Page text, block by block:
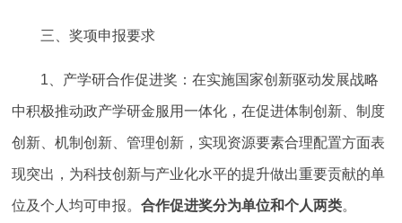
三、奖项申报要求
1、产学研合作促进奖：在实施国家创新驱动发展战略
中积极推动政产学研金服用一体化，在促进体制创新、制度
创新、机制创新、管理创新，实现资源要素合理配置方面表
现突出，为科技创新与产业化水平的提升做出重要贡献的单
位及个人均可申报。合作促进奖分为单位和个人两类。